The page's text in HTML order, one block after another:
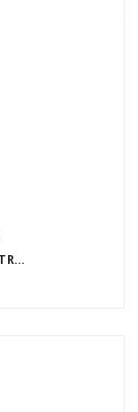
CRÈME DE MASSAGE NEUTRE CORPS